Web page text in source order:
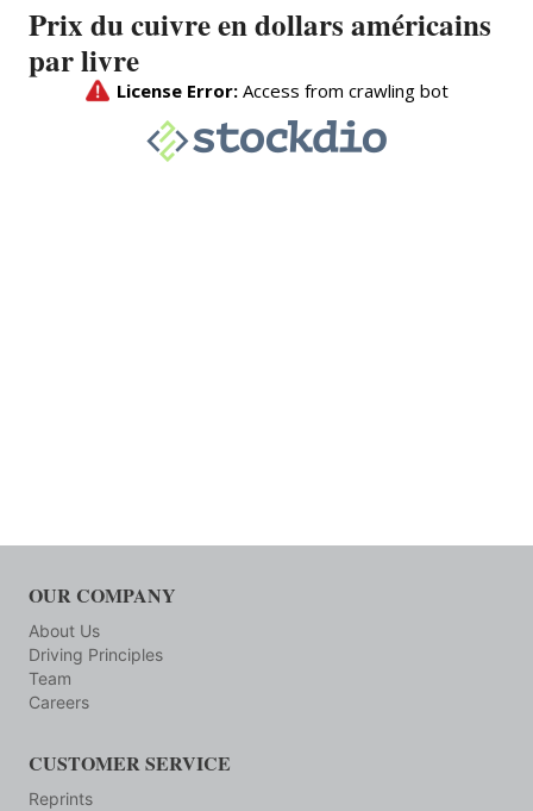
Prix du cuivre en dollars américains
par livre
OUR COMPANY
About Us
Driving Principles
Team
Careers
CUSTOMER SERVICE
Reprints